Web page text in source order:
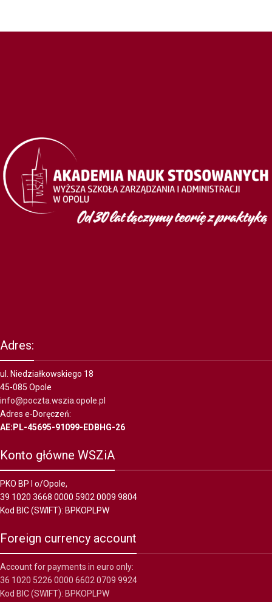
Adres:
ul. Niedziałkowskiego 18
45-085 Opole
info@poczta.wszia.opole.pl
Adres e-Doręczeń:
AE:PL-45695-91099-EDBHG-26
Konto główne WSZiA
PKO BP I o/Opole,
39 1020 3668 0000 5902 0009 9804
Kod BIC (SWIFT): BPKOPLPW
Foreign currency account
Account for payments in euro only:
36 1020 5226 0000 6602 0709 9924
Kod BIC (SWIFT): BPKOPLPW